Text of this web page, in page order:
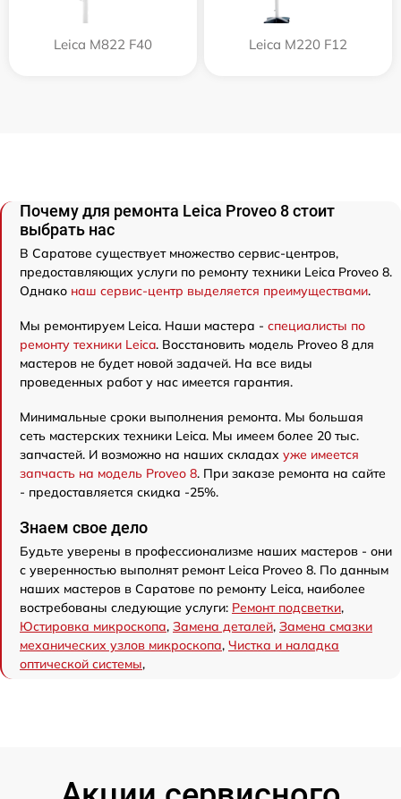
Leica M822 F40 Leica M220 F12
Почему для ремонта Leica Proveo 8 стоит
выбрать нас
В Саратове существует множество сервис-центров,
предоставляющих услуги по ремонту техники Leica Proveo 8.
Однако наш сервис-центр выделяется преимуществами.
Мы ремонтируем Leica. Наши мастера - специалисты по
ремонту техники Leica. Восстановить модель Proveo 8 для
мастеров не будет новой задачей. На все виды
проведенных работ у нас имеется гарантия.
Минимальные сроки выполнения ремонта. Мы большая
сеть мастерских техники Leica. Мы имеем более 20 тыс.
запчастей. И возможно на наших складах уже имеется
запчасть на модель Proveo 8. При заказе ремонта на сайте
- предоставляется скидка -25%.
Знаем свое дело
Будьте уверены в профессионализме наших мастеров - они
с уверенностью выполнят ремонт Leica Proveo 8. По данным
наших мастеров в Саратове по ремонту Leica, наиболее
востребованы следующие услуги: Ремонт подсветки,
Юстировка микроскопа, Замена деталей, Замена смазки
механических узлов микроскопа, Чистка и наладка
оптической системы,